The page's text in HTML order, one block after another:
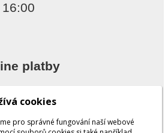
platby
cookies
pro správné fungování naší webové